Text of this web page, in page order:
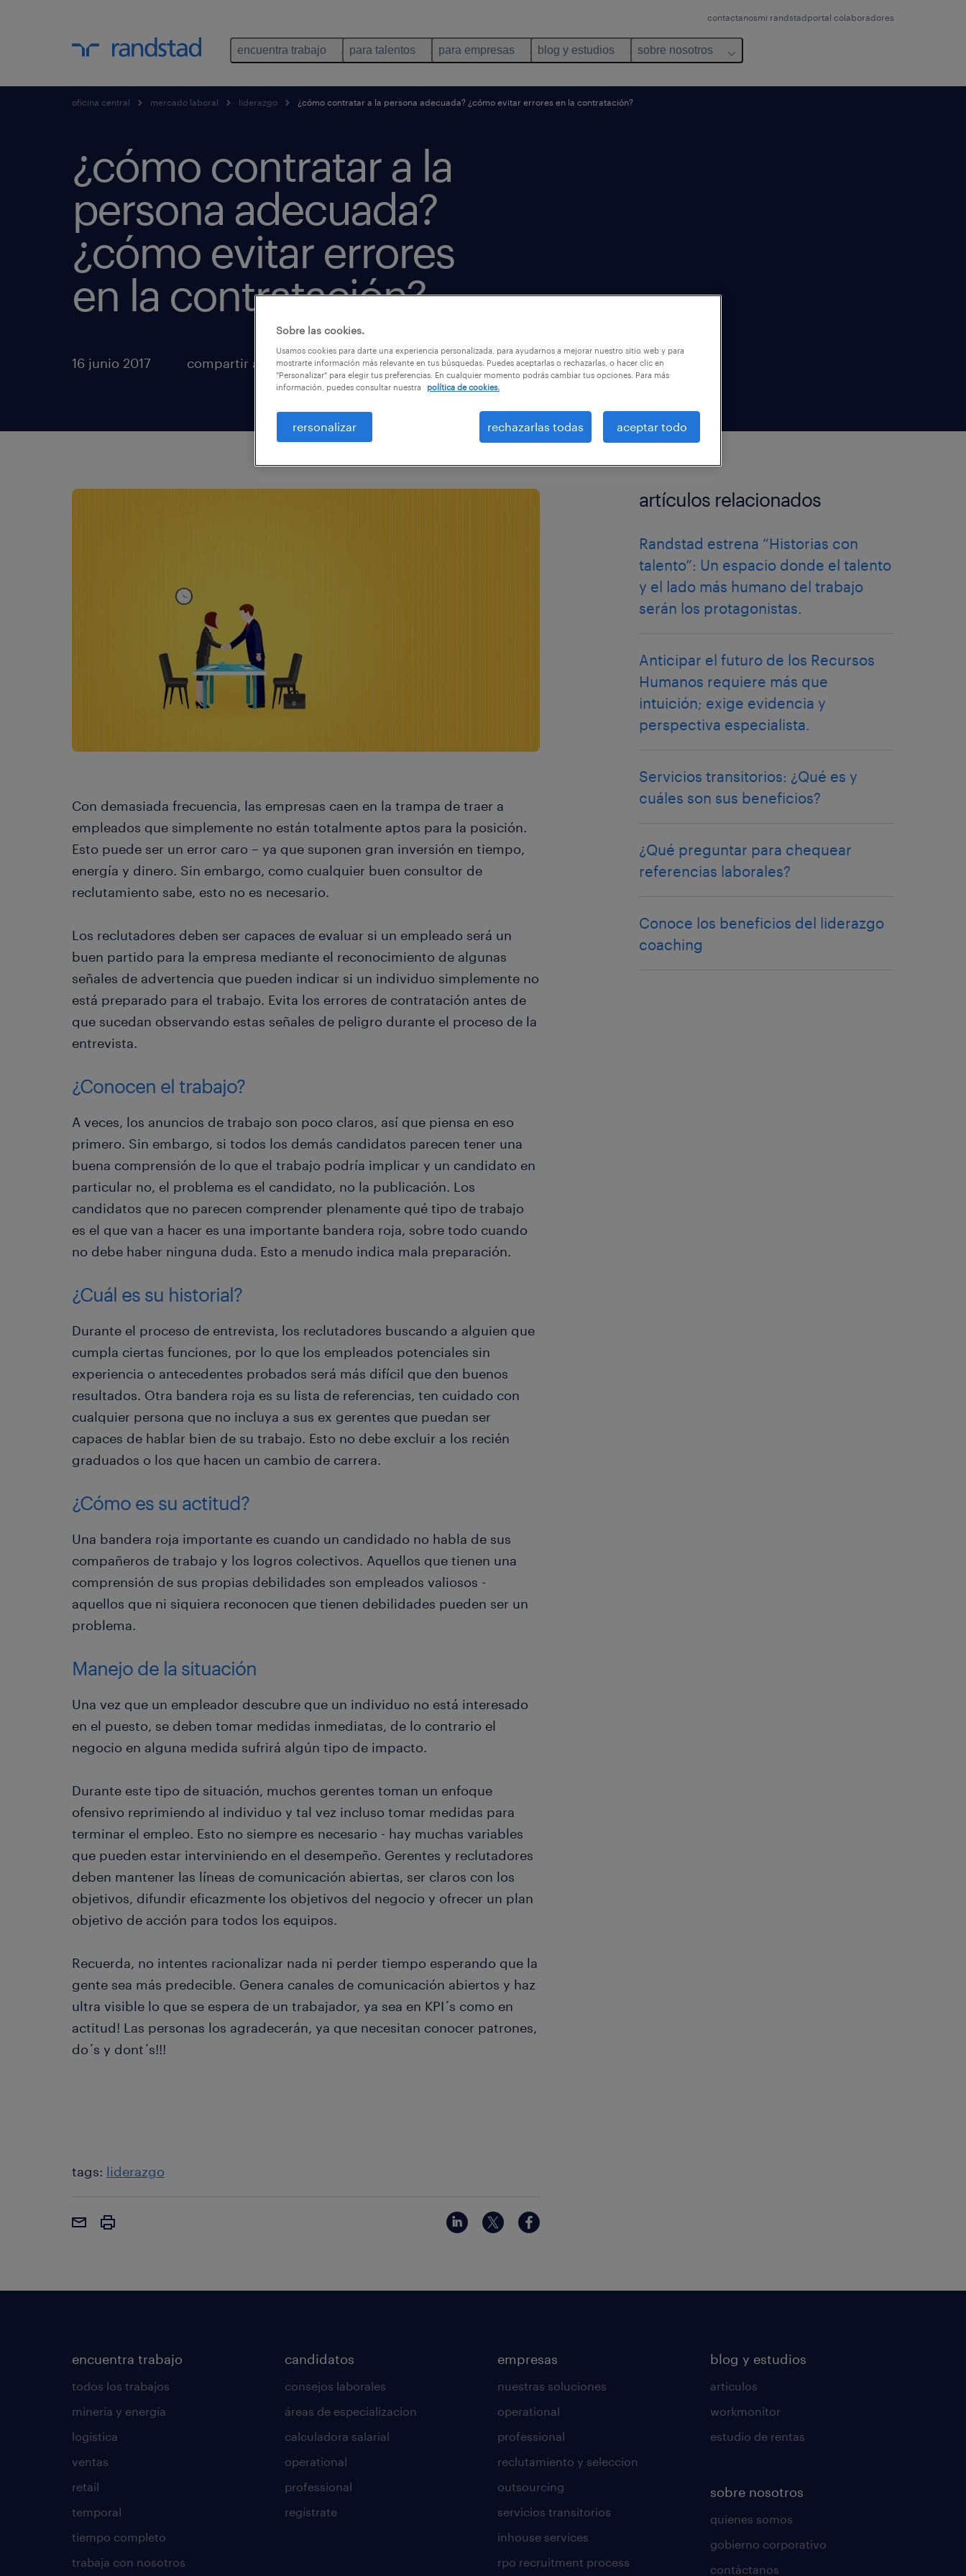
contactanosmi randstadportal colaboradores
encuentra trabajo para talentos para empresas blog y estudios sobre nosotros
oficina central mercado laboral liderazgo ¿cómo contratar a la persona adecuada? ¿cómo evitar errores en la contratación?
¿cómo contratar a la
persona adecuada?
¿cómo evitar errores
en la contratación?
16 junio 2017 compartir artículos
Con demasiada frecuencia, las empresas caen en la trampa de traer a
empleados que simplemente no están totalmente aptos para la posición.
Esto puede ser un error caro – ya que suponen gran inversión en tiempo,
energía y dinero. Sin embargo, como cualquier buen consultor de
reclutamiento sabe, esto no es necesario.
Los reclutadores deben ser capaces de evaluar si un empleado será un
buen partido para la empresa mediante el reconocimiento de algunas
señales de advertencia que pueden indicar si un individuo simplemente no
está preparado para el trabajo. Evita los errores de contratación antes de
que sucedan observando estas señales de peligro durante el proceso de la
entrevista.
¿Conocen el trabajo?
A veces, los anuncios de trabajo son poco claros, así que piensa en eso
primero. Sin embargo, si todos los demás candidatos parecen tener una
buena comprensión de lo que el trabajo podría implicar y un candidato en
particular no, el problema es el candidato, no la publicación. Los
candidatos que no parecen comprender plenamente qué tipo de trabajo
es el que van a hacer es una importante bandera roja, sobre todo cuando
no debe haber ninguna duda. Esto a menudo indica mala preparación.
¿Cuál es su historial?
Durante el proceso de entrevista, los reclutadores buscando a alguien que
cumpla ciertas funciones, por lo que los empleados potenciales sin
experiencia o antecedentes probados será más difícil que den buenos
resultados. Otra bandera roja es su lista de referencias, ten cuidado con
cualquier persona que no incluya a sus ex gerentes que puedan ser
capaces de hablar bien de su trabajo. Esto no debe excluir a los recién
graduados o los que hacen un cambio de carrera.
¿Cómo es su actitud?
Una bandera roja importante es cuando un candidado no habla de sus
compañeros de trabajo y los logros colectivos. Aquellos que tienen una
comprensión de sus propias debilidades son empleados valiosos -
aquellos que ni siquiera reconocen que tienen debilidades pueden ser un
problema.
Manejo de la situación
Una vez que un empleador descubre que un individuo no está interesado
en el puesto, se deben tomar medidas inmediatas, de lo contrario el
negocio en alguna medida sufrirá algún tipo de impacto.
Durante este tipo de situación, muchos gerentes toman un enfoque
ofensivo reprimiendo al individuo y tal vez incluso tomar medidas para
terminar el empleo. Esto no siempre es necesario - hay muchas variables
que pueden estar interviniendo en el desempeño. Gerentes y reclutadores
deben mantener las líneas de comunicación abiertas, ser claros con los
objetivos, difundir eficazmente los objetivos del negocio y ofrecer un plan
objetivo de acción para todos los equipos.
Recuerda, no intentes racionalizar nada ni perder tiempo esperando que la
gente sea más predecible. Genera canales de comunicación abiertos y haz
ultra visible lo que se espera de un trabajador, ya sea en KPI´s como en
actitud! Las personas los agradecerán, ya que necesitan conocer patrones,
do´s y dont´s!!!
tags: liderazgo
artículos relacionados
Randstad estrena “Historias con
talento”: Un espacio donde el talento
y el lado más humano del trabajo
serán los protagonistas.
Anticipar el futuro de los Recursos
Humanos requiere más que
intuición; exige evidencia y
perspectiva especialista.
Servicios transitorios: ¿Qué es y
cuáles son sus beneficios?
¿Qué preguntar para chequear
referencias laborales?
Conoce los beneficios del liderazgo
coaching
encuentra trabajo
todos los trabajos
minería y energía
logística
ventas
retail
temporal
tiempo completo
trabaja con nosotros
candidatos
consejos laborales
áreas de especializacion
calculadora salarial
operational
professional
regístrate
empresas
nuestras soluciones
operational
professional
reclutamiento y seleccion
outsourcing
servicios transitorios
inhouse services
rpo recruitment process
blog y estudios
articulos
workmonitor
estudio de rentas
sobre nosotros
quienes somos
gobierno corporativo
contáctanos
Sobre las cookies.
Usamos cookies para darte una experiencia personalizada, para ayudarnos a mejorar nuestro sitio web y para
mostrarte información más relevante en tus búsquedas. Puedes aceptarlas o rechazarlas, o hacer clic en
"Personalizar" para elegir tus preferencias. En cualquier momento podrás cambiar tus opciones. Para más
información, puedes consultar nuestra
política de cookies.
rersonalizar rechazarlas todas aceptar todo